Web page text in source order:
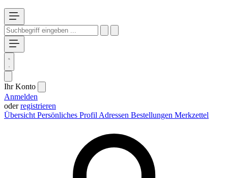
Ihr Konto
Anmelden
oderregistrieren
Übersicht Persönliches Profil Adressen Bestellungen Merkzettel